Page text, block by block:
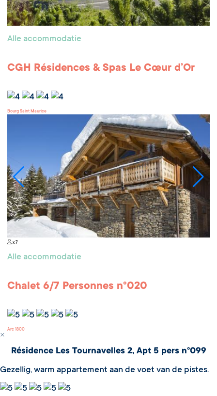
Alle accommodatie
CGH Résidences & Spas Le Cœur d’Or
Bourg Saint Maurice
x 7
Alle accommodatie
Chalet 6/7 Personnes n°020
Arc 1800
Résidence Les Tournavelles 2, Apt 5 pers n°099
Gezellig, warm appartement aan de voet van de pistes.